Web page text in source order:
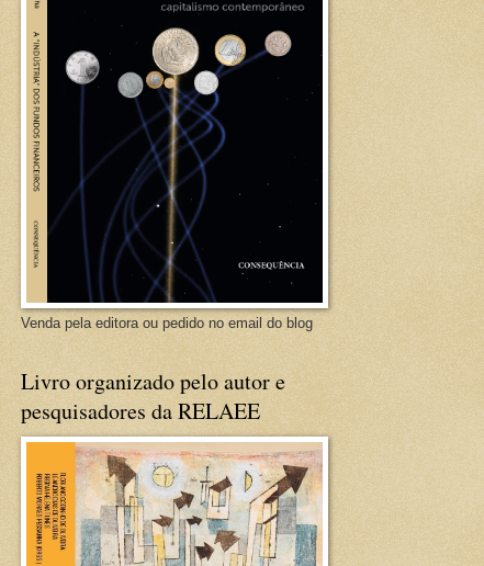
Venda pela editora ou pedido no email do blog
Livro organizado pelo autor e
pesquisadores da RELAEE